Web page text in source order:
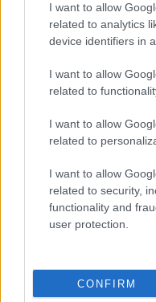
I want to allow
related to analytics
device identifiers in
I want to allow
related to
I want to allow
related to
I want to allow
related to security,
functionality and
user protection.
CONFIRM
Continua a
CALCIO